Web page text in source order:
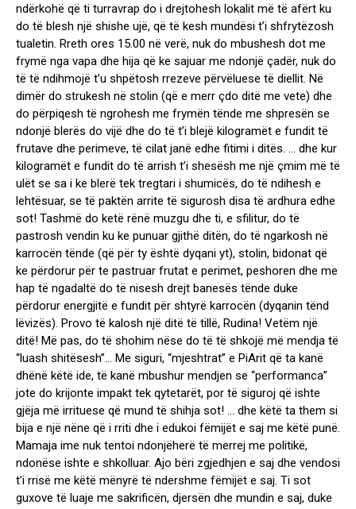
ndërkohë që ti turravrap do i drejtohesh lokalit më të afërt ku
do të blesh një shishe ujë, që të kesh mundësi t’i shfrytëzosh
tualetin. Rreth ores 15.00 në verë, nuk do mbushesh dot me
frymë nga vapa dhe hija që ke sajuar me ndonjë çadër, nuk do
të të ndihmojë t’u shpëtosh rrezeve përvëluese të diellit. Në
dimër do strukesh në stolin (që e merr çdo ditë me vete) dhe
do përpiqesh të ngrohesh me frymën tënde me shpresën se
ndonjë blerës do vijë dhe do të t’i blejë kilogramët e fundit të
frutave dhe perimeve, të cilat janë edhe fitimi i ditës. … dhe kur
kilogramët e fundit do të arrish t’i shesësh me një çmim më të
ulët se sa i ke blerë tek tregtari i shumicës, do të ndihesh e
lehtësuar, se të paktën arrite të sigurosh disa të ardhura edhe
sot! Tashmë do ketë rënë muzgu dhe ti, e sfilitur, do të
pastrosh vendin ku ke punuar gjithë ditën, do të ngarkosh në
karrocën tënde (që për ty është dyqani yt), stolin, bidonat që
ke përdorur për te pastruar frutat e perimet, peshoren dhe me
hap të ngadaltë do të nisesh drejt banesës tënde duke
përdorur energjitë e fundit për shtyrë karrocën (dyqanin tënd
lëvizës). Provo të kalosh një ditë të tillë, Rudina! Vetëm një
ditë! Më pas, do të shohim nëse do të të shkojë më mendja të
“luash shitësesh”… Me siguri, “mjeshtrat” e PiArit që ta kanë
dhënë këtë ide, të kanë mbushur mendjen se “performanca”
jote do krijonte impakt tek qytetarët, por të siguroj që ishte
gjëja më irrituese që mund të shihja sot! … dhe këtë ta them si
bija e një nëne që i rriti dhe i edukoi fëmijët e saj me këtë punë.
Mamaja ime nuk tentoi ndonjëherë të merrej me politikë,
ndonëse ishte e shkolluar. Ajo bëri zgjedhjen e saj dhe vendosi
t’i rrisë me këtë mënyrë të ndershme fëmijët e saj. Ti sot
guxove të luaje me sakrificën, djersën dhe mundin e saj, duke